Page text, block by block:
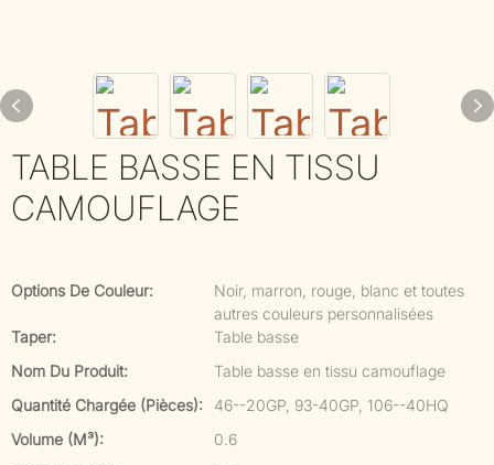
TABLE BASSE EN TISSU
CAMOUFLAGE
Options De Couleur:
Noir, marron, rouge, blanc et toutes
autres couleurs personnalisées
Taper:
Table basse
Nom Du Produit:
Table basse en tissu camouflage
Quantité Chargée (pièces):
46--20GP, 93-40GP, 106--40HQ
Volume (m³):
0.6